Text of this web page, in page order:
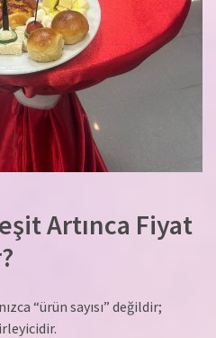
Artınca Fiyat
“ürün sayısı” değildir;